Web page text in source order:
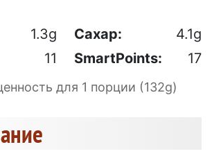
1.3g Сахар:
4.1g
11 SmartPoints: 17
для 1 порции (132g)